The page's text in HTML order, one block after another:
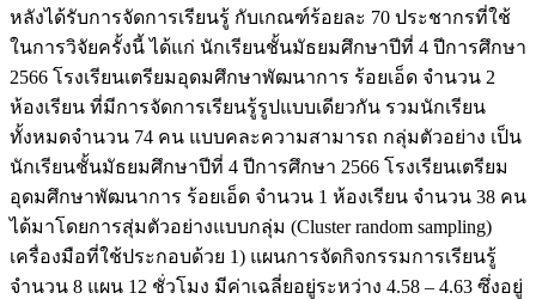
หลังได้รับการจัดการเรียนรู้ กับเกณฑ์ร้อยละ 70 ประชากรที่ใช้
ในการวิจัยครั้งนี้ ได้แก่ นักเรียนชั้นมัธยมศึกษาปีที่ 4 ปีการศึกษา
2566 โรงเรียนเตรียมอุดมศึกษาพัฒนาการ ร้อยเอ็ด จำนวน 2
ห้องเรียน ที่มีการจัดการเรียนรู้รูปแบบเดียวกัน รวมนักเรียน
ทั้งหมดจำนวน 74 คน แบบคละความสามารถ กลุ่มตัวอย่าง เป็น
นักเรียนชั้นมัธยมศึกษาปีที่ 4 ปีการศึกษา 2566 โรงเรียนเตรียม
อุดมศึกษาพัฒนาการ ร้อยเอ็ด จำนวน 1 ห้องเรียน จำนวน 38 คน
ได้มาโดยการสุ่มตัวอย่างแบบกลุ่ม (Cluster random sampling)
เครื่องมือที่ใช้ประกอบด้วย 1) แผนการจัดกิจกรรมการเรียนรู้
จำนวน 8 แผน 12 ชั่วโมง มีค่าเฉลี่ยอยู่ระหว่าง 4.58 – 4.63 ซึ่งอยู่